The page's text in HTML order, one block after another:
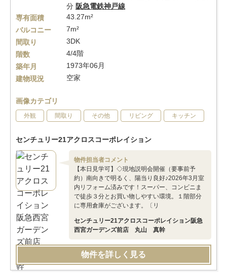
分 阪急電鉄神戸線
専有面積
43.27m²
バルコニー
7m²
間取り
3DK
階数
4/4階
築年月
1973年06月
建物現況
空家
画像カテゴリ
外観 間取り その他 リビング キッチン
センチュリー21アクロスコーポレイション
物件担当者コメント
【本日見学可】◇現地説明会開催（要事前予
約）南向きで明るく、陽当り良好♪2026年3月室
内リフォーム済みです！スーパー、コンビニま
で徒歩３分とお買い物しやすい環境。１階部分
に専用倉庫がございます。〔リ
センチュリー21アクロスコーポレイション阪急
西宮ガーデンズ前店 丸山 真幹
物件を詳しく見る